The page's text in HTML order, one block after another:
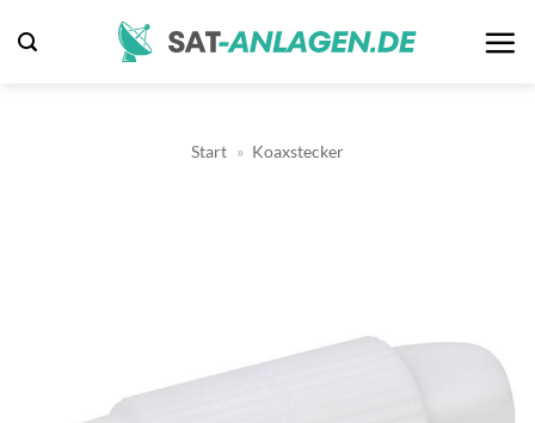
Inhalt
Start » Koaxstecker